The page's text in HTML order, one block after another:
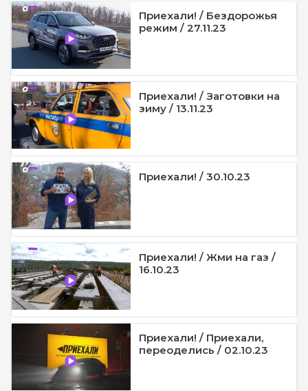
Приехали! / Бездорожья
режим / 27.11.23
Приехали! / Заготовки на
зиму / 13.11.23
Приехали! / 30.10.23
Приехали! / Жми на газ /
16.10.23
Приехали! / Приехали,
переоделись / 02.10.23